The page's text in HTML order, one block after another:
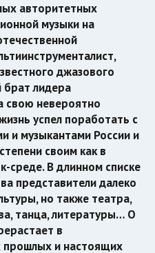
авторитетных
музыки на
джазового
брат лидера
свою невероятно
успел поработать с
и музыкантами России и
своим как в
среде. В длинном списке
представители далеко
но также театра,
танца, литературы… О
в
прошлых и настоящих